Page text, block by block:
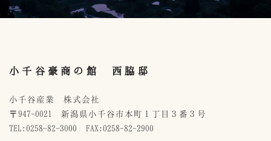
小千谷豪商の館 西脇邸
小千谷産業 株式会社
〒947-0021 新潟県小千谷市本町１丁目３番３号
TEL:0258-82-3000 FAX:0258-82-2900